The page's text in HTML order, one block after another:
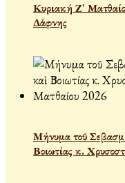
Κυριακή Ζ'
Δάφνης
Μήνυμα τοῦ
Βοιωτίας κ.